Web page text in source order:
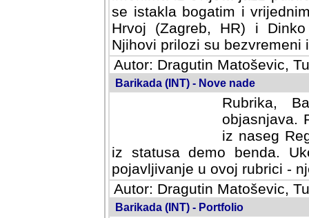
se istakla bogatim i
Hrvoj (Zagreb, HR) i
Njihovi prilozi su bezvremeni
Autor: Dragutin Matoševic,
Barikada (INT) - Nove nade
Rubrika,
objasnjava.
iz naseg
iz statusa demo benda.
pojavljivanje u ovoj rubrici -
Autor: Dragutin Matoševic,
Barikada (INT) - Portfolio